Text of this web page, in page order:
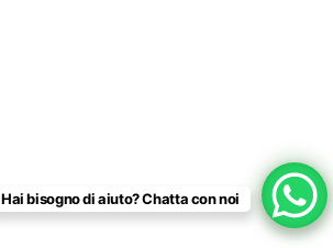
Hai bisogno di aiuto? Chatta con noi